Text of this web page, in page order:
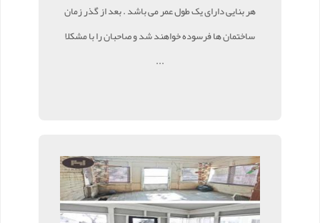
هر بنایی دارای یک طول عمر می باشد . بعد از گذر زمان
ساختمان ها فرسوده خواهند شد و صاحبان را با مشکلا
...